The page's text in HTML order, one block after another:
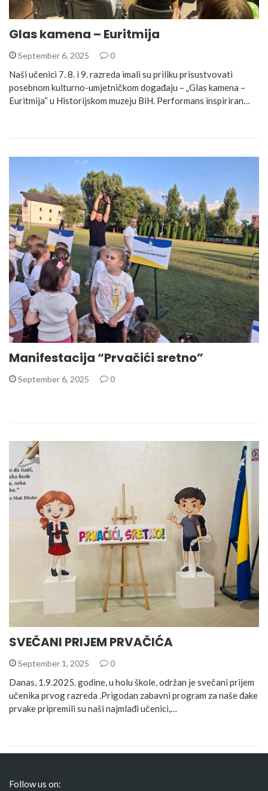
Glas kamena – Euritmija
September 6, 2025 0
Naši učenici 7. 8. i 9. razreda imali su priliku prisustvovati
posebnom kulturno-umjetničkom događaju – „Glas kamena –
Euritmija“ u Historijskom muzeju BiH. Performans inspiriran…
Manifestacija “Prvačići sretno”
September 6, 2025 0
SVEČANI PRIJEM PRVAČIĆA
September 1, 2025 0
Danas, 1.9.2025. godine, u holu škole, održan je svečani prijem
učenika prvog razreda .Prigodan zabavni program za naše đake
prvake pripremili su naši najmlađi učenici,…
Follow us on: